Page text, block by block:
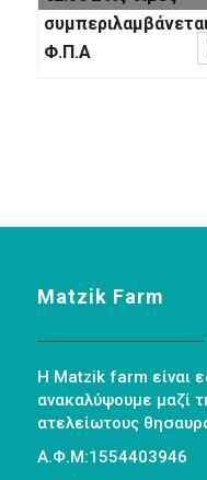
Φ.Π.Α
Matzik Farm
Η Matzik farm είναι
ανακαλύψουμε μαζί
ατελείωτους
Α.Φ.Μ:1554403946